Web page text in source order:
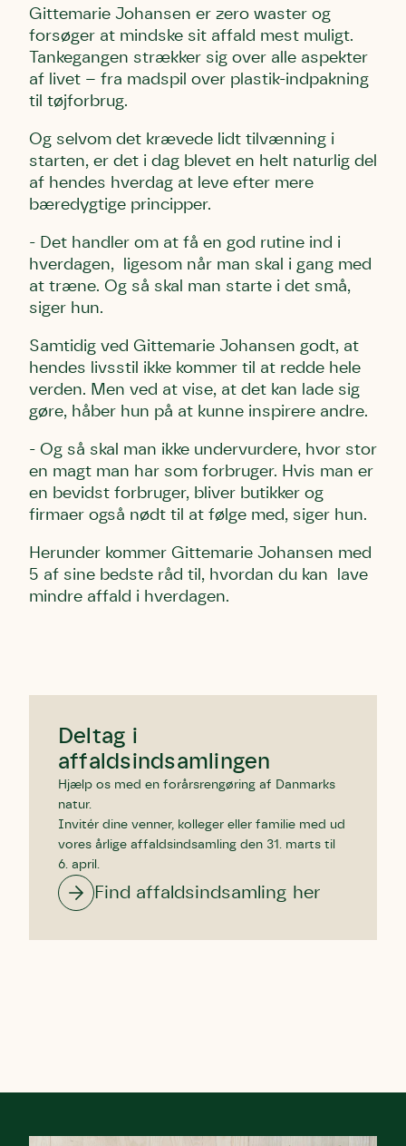
Gittemarie Johansen er zero waster og
forsøger at mindske sit affald mest muligt.
Tankegangen strækker sig over alle aspekter
af livet – fra madspil over plastik-indpakning
til tøjforbrug.
Og selvom det krævede lidt tilvænning i
starten, er det i dag blevet en helt naturlig del
af hendes hverdag at leve efter mere
bæredygtige principper.
- Det handler om at få en god rutine ind i
hverdagen, ligesom når man skal i gang med
at træne. Og så skal man starte i det små,
siger hun.
Samtidig ved Gittemarie Johansen godt, at
hendes livsstil ikke kommer til at redde hele
verden. Men ved at vise, at det kan lade sig
gøre, håber hun på at kunne inspirere andre.
- Og så skal man ikke undervurdere, hvor stor
en magt man har som forbruger. Hvis man er
en bevidst forbruger, bliver butikker og
firmaer også nødt til at følge med, siger hun.
Herunder kommer Gittemarie Johansen med
5 af sine bedste råd til, hvordan du kan lave
mindre affald i hverdagen.
Deltag i
affaldsindsamlingen
Hjælp os med en forårsrengøring af Danmarks
natur.
Invitér dine venner, kolleger eller familie med ud
vores årlige affaldsindsamling den 31. marts til
6. april.
Find affaldsindsamling her